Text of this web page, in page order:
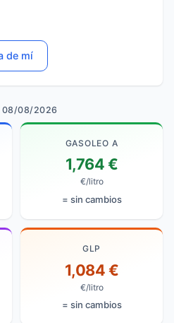
de mí
08/08/2026
GASOLEO A
1,764 €
€/litro
= sin cambios
GLP
1,084 €
€/litro
= sin cambios